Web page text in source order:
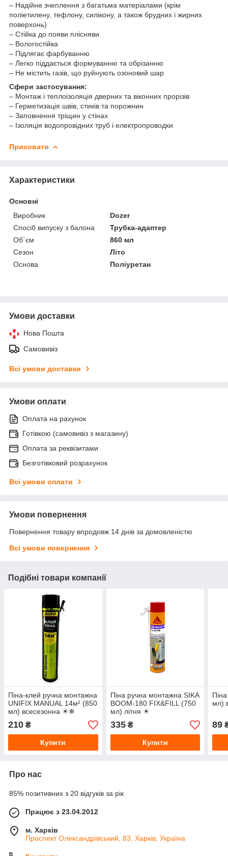
– Надійне зчеплення з багатьма матеріалами (крім
поліетилену, тефлону, силікону, а також брудних і жирних
поверхонь)
– Стійка до появи плісняви
– Вологостійка
– Підлягає фарбуванню
– Легко піддається формуванню та обрізанню
– Не містить газів, що руйнують озоновий шар
Сфери застосування:
– Монтаж і теплоізоляція дверних та віконних прорізів
– Герметизація швів, стиків та порожнин
– Заповнення тріщин у стінах
– Ізоляція водопровідних труб і електропроводки
Приховати
Характеристики
Основні
Виробник
Dozer
Спосіб випуску з балона
Трубка-адаптер
Об`єм
860 мл
Сезон
Літо
Основа
Поліуретан
Умови доставки
Нова Пошта
Самовивіз
Всі умови доставки
Умови оплати
Оплата на рахунок
Готівкою (самовивіз з магазину)
Оплата за реквізитами
Безготівковий розрахунок
Всі умови оплати
Умови повернення
Повернення товару впродовж 14 днів за домовленістю
Всі умови повернення
Подібні товари компанії
Піна-клей ручна монтажна
UNIFIX MANUAL 14м² (850
мл) всесезонна ☀❄
210 ₴
Купити
Піна ручна монтажна SIKA
BOOM-180 FIX&FILL (750
мл) літня ☀
335₴
Купити
мл)
89
Про нас
85% позитивних з 20 відгуків за рік
Працює з 23.04.2012
м. Харків
Проспект Олександрівський, 83, Харків, Україна